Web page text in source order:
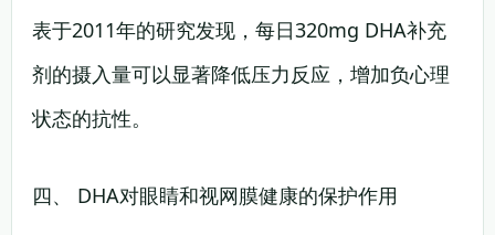
表于2011年的研究发现，每日320mg DHA补充
剂的摄入量可以显著降低压力反应，增加负心理
状态的抗性。
四、 DHA对眼睛和视网膜健康的保护作用